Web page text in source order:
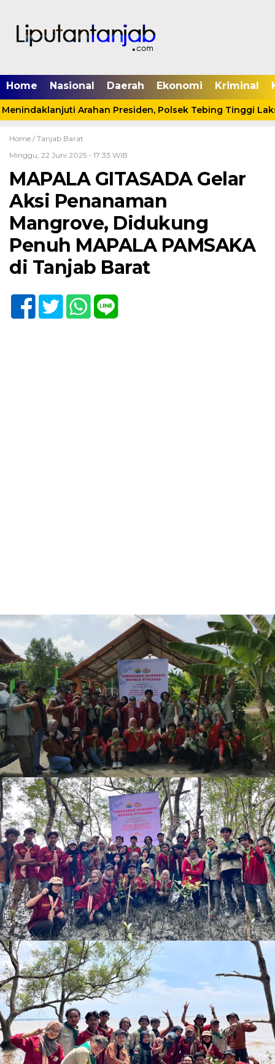
Home Nasional Daerah Ekonomi Kriminal
Arahan Presiden, Polsek Tebing Tinggi
Home / Tanjab Barat
Minggu, 22 Juni 2025 - 17:33 WIB
MAPALA GITASADA Gelar
Aksi Penanaman
Mangrove, Didukung
Penuh MAPALA PAMSAKA
di Tanjab Barat